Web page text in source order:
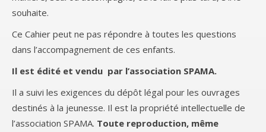
souhaite.
Ce Cahier peut ne pas répondre à toutes les questions
dans l’accompagnement de ces enfants.
Il est édité et vendu par l’association SPAMA.
Il a suivi les exigences du dépôt légal pour les ouvrages
destinés à la jeunesse. Il est la propriété intellectuelle de
l’association SPAMA. Toute reproduction, même